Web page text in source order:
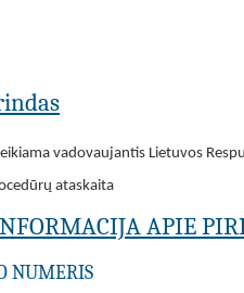
vadovaujantis Lietuvos
ataskaita
APIE
NUMERIS